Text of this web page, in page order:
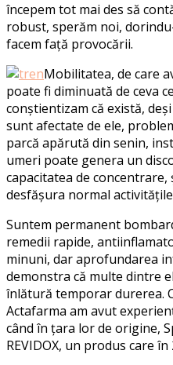
începem tot mai des să
robust, sperăm noi,
facem față provocării.
Mobilitatea, de care
poate fi diminuată de ceva
conștientizam că există,
sunt afectate de ele,
parcă apărută din senin,
umeri poate genera un
capacitatea de concentrare,
desfășura normal
Suntem permanent
remedii rapide,
minuni, dar aprofundarea
demonstra că multe dintre
înlătură temporar durerea.
Actafarma am avut
când în țara lor de origine,
REVIDOX, un produs care